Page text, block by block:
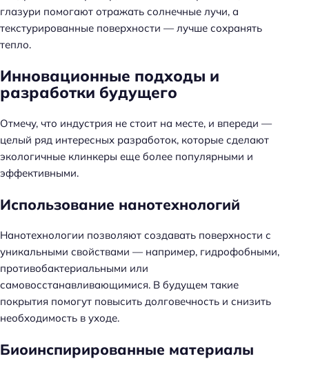
глазури помогают отражать солнечные лучи, а
текстурированные поверхности — лучше сохранять
тепло.
Инновационные подходы и
разработки будущего
Отмечу, что индустрия не стоит на месте, и впереди —
целый ряд интересных разработок, которые сделают
экологичные клинкеры еще более популярными и
эффективными.
Использование нанотехнологий
Нанотехнологии позволяют создавать поверхности с
уникальными свойствами — например, гидрофобными,
противобактериальными или
самовосстанавливающимися. В будущем такие
покрытия помогут повысить долговечность и снизить
необходимость в уходе.
Биоинспирированные материалы